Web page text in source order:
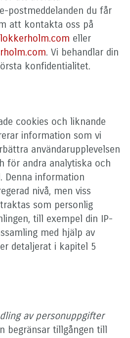
postmeddelanden du får
att kontakta oss på
eller
. Vi behandlar din
konfidentialitet.
cookies och liknande
information som vi
användarupplevelsen
för andra analytiska och
Denna information
nivå, men viss
som personlig
till exempel din IP-
med hjälp av
detaljerat i kapitel 5
av personuppgifter
begränsar tillgången till